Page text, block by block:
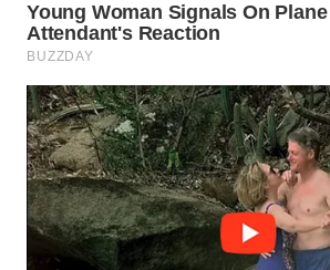
WN
LABUHANBATU
WN
TAPANULI
TENGAH
WN DELI
SERDANG